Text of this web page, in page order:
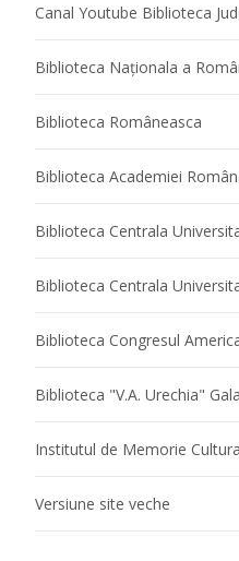
Canal Youtube Biblioteca
Biblioteca Naţionala a
Biblioteca Româneasca
Biblioteca Academiei
Biblioteca Centrala
Biblioteca Centrala
Biblioteca Congresul
Biblioteca "V.A. Urechia"
Institutul de Memorie
Versiune site veche